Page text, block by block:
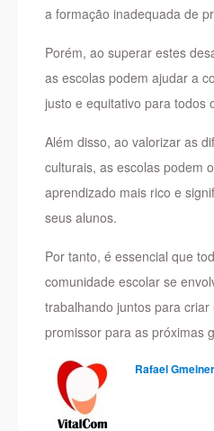
a formação inadequada de
Porém, ao superar estes
as escolas podem ajudar a
justo e equitativo para todos
Além disso, ao valorizar as
culturais, as escolas podem
aprendizado mais rico e
seus alunos.
Por tanto, é essencial que
comunidade escolar se
trabalhando juntos para
promissor para as próximas
Rafael Gmeiner